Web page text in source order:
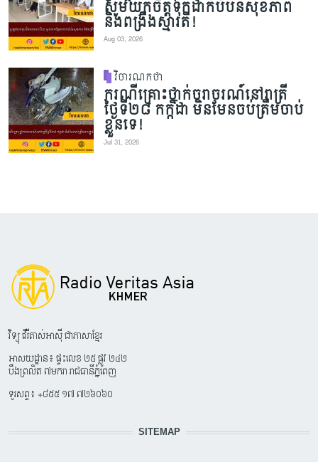
សូមយកចិត្តទុកដាក់បំប៉នសុខភាព
និងពង្រឹងស្មារតី!
Aug 03, 2026
វិចារណកថា
ករណីគ្រោះថ្នាក់ចរាចរណ៍នៅរាត្រី
ថ្ងៃទី២៨ កក្កដា មិនមែនចប់ត្រឹមចាប់
ខ្លួនទេ!
Jul 31, 2026
វិទ្យុ វើរីតាស់អាស៊ី ជាភាសាខ្មែរ
អាសយដ្ឋាន៖ ផ្ទះលេខ ២៥ ផ្លូវ ២៤២
បឹងព្រលិត ៧មករា រាជធានីភ្នំពេញ
ទូរសព្ទ៖ +៨៥៥ ១៧ ៧២៦០៦០
SITEMAP